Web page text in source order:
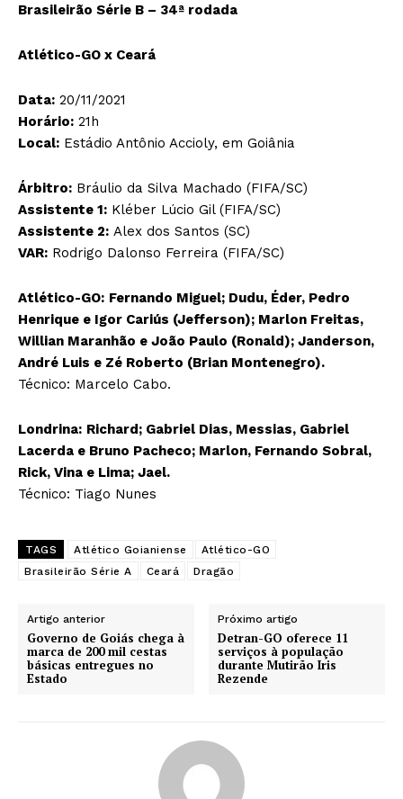
Brasileirão Série B – 34ª rodada
Atlético-GO x Ceará
Data: 20/11/2021
Horário: 21h
Local: Estádio Antônio Accioly, em Goiânia
Árbitro: Bráulio da Silva Machado (FIFA/SC)
Assistente 1: Kléber Lúcio Gil (FIFA/SC)
Assistente 2: Alex dos Santos (SC)
VAR: Rodrigo Dalonso Ferreira (FIFA/SC)
Atlético-GO: Fernando Miguel; Dudu, Éder, Pedro
Henrique e Igor Cariús (Jefferson); Marlon Freitas,
Willian Maranhão e João Paulo (Ronald); Janderson,
André Luis e Zé Roberto (Brian Montenegro).
Técnico: Marcelo Cabo.
Londrina: Richard; Gabriel Dias, Messias, Gabriel
Lacerda e Bruno Pacheco; Marlon, Fernando Sobral,
Rick, Vina e Lima; Jael.
Técnico: Tiago Nunes
TAGS Atlético Goianiense
Atlético-GO
Brasileirão Série A
Ceará Dragão
Artigo anterior
Governo de Goiás chega à
marca de 200 mil cestas
básicas entregues no
Estado
Próximo artigo
Detran-GO oferece 11
serviços à população
durante Mutirão Iris
Rezende